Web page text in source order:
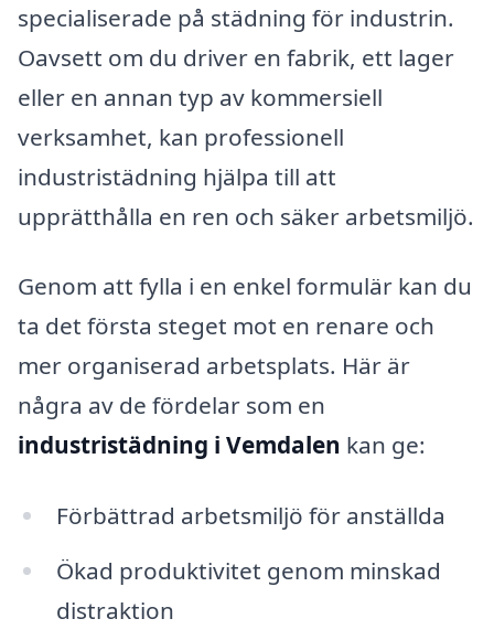
specialiserade på städning för industrin.
Oavsett om du driver en fabrik, ett lager
eller en annan typ av kommersiell
verksamhet, kan professionell
industristädning hjälpa till att
upprätthålla en ren och säker arbetsmiljö.
Genom att fylla i en enkel formulär kan du
ta det första steget mot en renare och
mer organiserad arbetsplats. Här är
några av de fördelar som en
industristädning i Vemdalen kan ge:
Förbättrad arbetsmiljö för anställda
Ökad produktivitet genom minskad
distraktion